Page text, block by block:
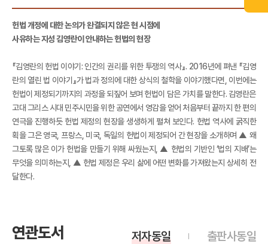
헌법 개정에 대한 논의가 완결되지 않은 현 시점에
사유하는 지성 김영란이 안내하는 헌법의 현장
『김영란의 헌법 이야기: 인간의 권리를 위한 투쟁의 역사』. 2016년에 펴낸 『김영
란의 열린 법 이야기』가 법과 정의에 대한 상식의 철학을 이야기했다면, 이번에는
헌법이 제정되기까지의 과정을 되짚어 보며 헌법이 담은 가치를 말한다. 김영란은
고대 그리스 시대 민주시민을 위한 공연에서 영감을 얻어 처음부터 끝까지 한 편의
연극을 진행하듯 헌법 제정의 현장을 생생하게 펼쳐 보인다. 헌법 역사에 굵직한
획을 그은 영국, 프랑스, 미국, 독일의 헌법이 제정되어 간 현장을 소개하며 ▲ 왜
그토록 많은 이가 헌법을 만들기 위해 싸웠는지, ▲ 헌법의 기반인 ‘법의 지배’는
무엇을 의미하는지, ▲ 헌법 제정은 우리 삶에 어떤 변화를 가져왔는지 상세히 전
달한다.
연관도서 출판사동일
저자동일